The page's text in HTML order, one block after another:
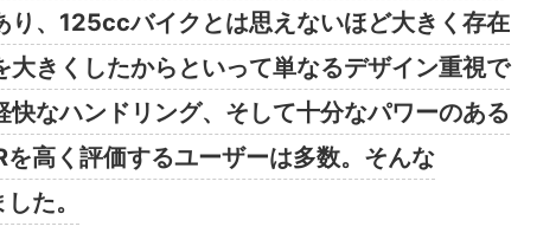
り、125ccバイクとは思えないほど大きく存在
きくしたからといって単なるデザイン重視で
なハンドリング、そして十分なパワーのある
高く評価するユーザーは多数。そんな
た。